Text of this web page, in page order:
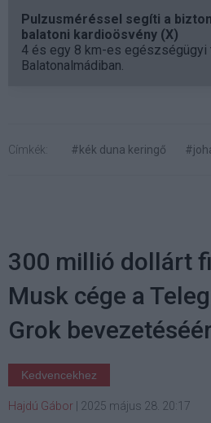
Pulzusméréssel segíti a
balatoni kardioösvény (X)
4 és egy 8 km-es egészségügyi
Balatonalmádiban.
Címkék: #kék duna keringő
300 millió dollárt
Musk cége a
Grok
Kedvencekhez
Hajdú Gábor 2025 május 28. 20:17